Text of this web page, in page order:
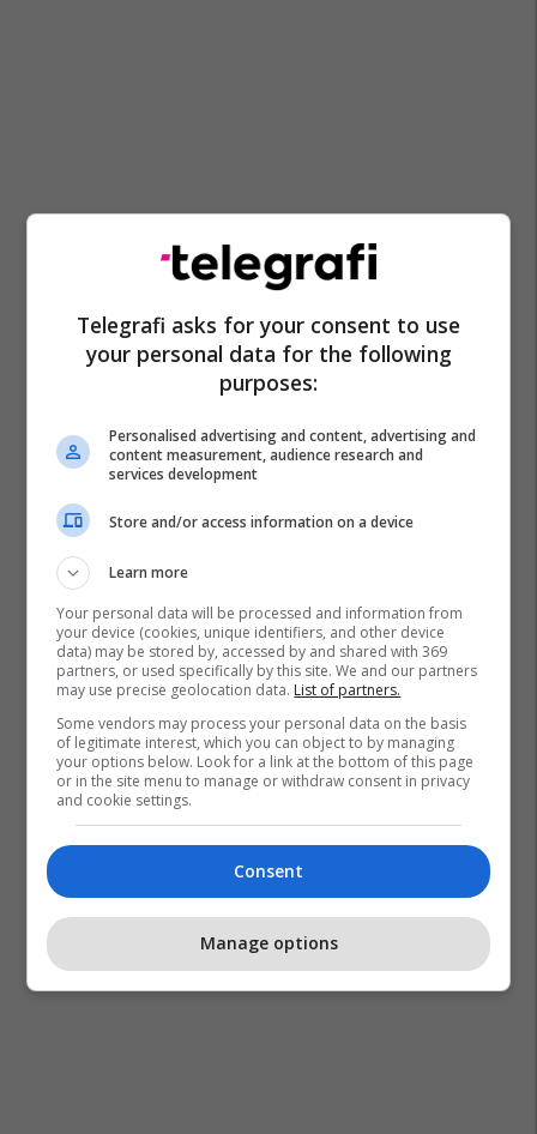
Telegrafi asks for your consent to use
your personal data for the following
purposes:
Personalised advertising and content, advertising and
content measurement, audience research and
services development
Store and/or access information on a device
Learn more
Your personal data will be processed and information from
your device (cookies, unique identifiers, and other device
data) may be stored by, accessed by and shared with 369
partners, or used specifically by this site. We and our partners
may use precise geolocation data. List of partners.
Some vendors may process your personal data on the basis
of legitimate interest, which you can object to by managing
your options below. Look for a link at the bottom of this page
or in the site menu to manage or withdraw consent in privacy
and cookie settings.
Consent
Manage options